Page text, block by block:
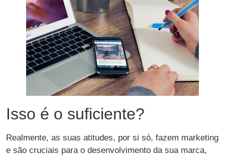
Isso é o suficiente?
Realmente, as suas atitudes, por si só, fazem marketing
e são cruciais para o desenvolvimento da sua marca,